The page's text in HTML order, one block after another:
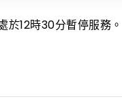
12時30分暫停服務。